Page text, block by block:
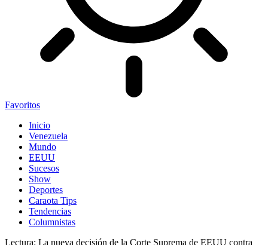
Favoritos
Inicio
Venezuela
Mundo
EEUU
Sucesos
Show
Deportes
Caraota Tips
Tendencias
Columnistas
Lectura: La nueva decisión de la Corte Suprema de EEUU contra